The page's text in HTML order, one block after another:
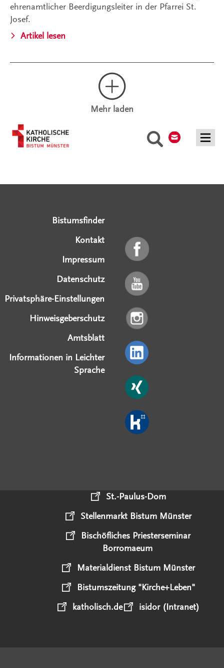
Suche
ehrenamtlicher Beerdigungsleiter in der Pfarrei St.
Josef.
Artikel lesen
Mehr laden
Bistumsfinder
Kontakt
Impressum
Datenschutz
Privatsphäre-Einstellungen
Hinweisgeberschutz
Amtsblatt
Informationen in Leichter
Sprache
St.-Paulus-Dom
Stellenmarkt Bistum Münster
Bischöfliches Priesterseminar
Borromaeum
Materialdienst Bistum Münster
Bistumszeitung "Kirche+Leben"
katholisch.de
isidor (Intranet)